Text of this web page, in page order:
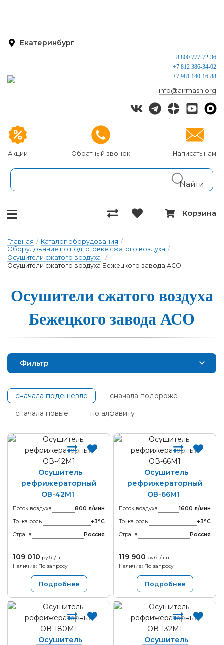
Екатеринбург
Акции Обратный звонок Написать нам
8 800 777-72-36
+7 812 386-34-02
+7 981 140-16-88
info@airmash.org
Корзина
Главная / Каталог оборудования /
Оборудование по подготовке сжатого воздуха /
Осушители сжатого воздуха
/
Осушители сжатого воздуха Бежецкого завода АСО
О­су­ши­те­ли сжа­то­го воз­ду­ха
Бе­жец­ко­го за­во­да А­СО
Фильтр
сначала подешевле
сначала подороже
сначала новые
по алфавиту
Осушитель
рефрижераторный
ОВ-42М1
Поток воздуха
800 л/мин
Точка росы
+3°С
Страна
Россия
109 010 руб. / шт.
Наличие: По запросу
Подробнее
Осушитель
рефрижераторный
ОВ-66М1
Поток воздуха
1600 л/мин
Точка росы
+3°С
Страна
Россия
119 900 руб. / шт.
Наличие: По запросу
Подробнее
Осушитель
Осушитель